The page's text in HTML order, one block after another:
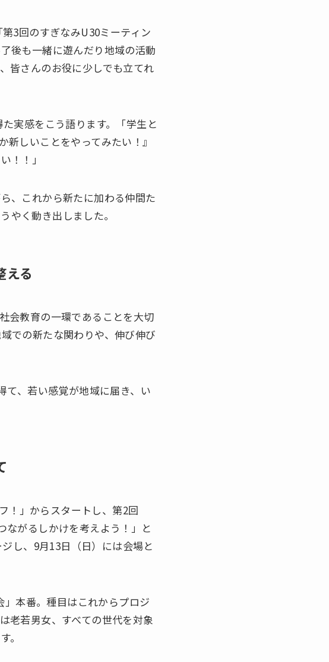
3回のすぎなみU30ミーティン
後も一緒に遊んだり地域の活動
皆さんのお役に少しでも立てれ
実感をこう語ります。「学生と
新しいことをやってみたい！』
！！」
、これから新たに加わる仲間た
く動き出しました。
る
会教育の一環であることを大切
での新たな関わりや、伸び伸び
て、若い感覚が地域に届き、い
！」からスタートし、第2回
ながるしかけを考えよう！」と
し、9月13日（日）には会場と
本番。種目はこれからプロジ
老若男女、すべての世代を対象
。